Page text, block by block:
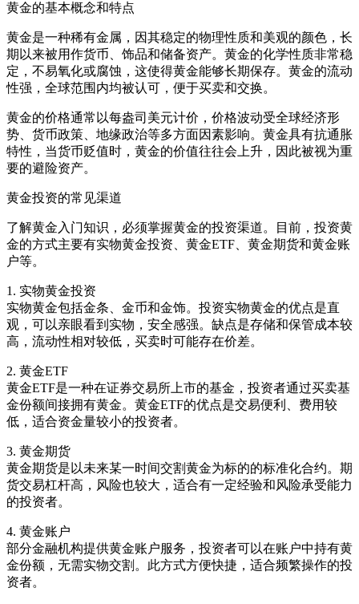
黄金的基本概念和特点
黄金是一种稀有金属，因其稳定的物理性质和美观的颜色，长
期以来被用作货币、饰品和储备资产。黄金的化学性质非常稳
定，不易氧化或腐蚀，这使得黄金能够长期保存。黄金的流动
性强，全球范围内均被认可，便于买卖和交换。
黄金的价格通常以每盎司美元计价，价格波动受全球经济形
势、货币政策、地缘政治等多方面因素影响。黄金具有抗通胀
特性，当货币贬值时，黄金的价值往往会上升，因此被视为重
要的避险资产。
黄金投资的常见渠道
了解黄金入门知识，必须掌握黄金的投资渠道。目前，投资黄
金的方式主要有实物黄金投资、黄金ETF、黄金期货和黄金账
户等。
1. 实物黄金投资
实物黄金包括金条、金币和金饰。投资实物黄金的优点是直
观，可以亲眼看到实物，安全感强。缺点是存储和保管成本较
高，流动性相对较低，买卖时可能存在价差。
2. 黄金ETF
黄金ETF是一种在证券交易所上市的基金，投资者通过买卖基
金份额间接拥有黄金。黄金ETF的优点是交易便利、费用较
低，适合资金量较小的投资者。
3. 黄金期货
黄金期货是以未来某一时间交割黄金为标的的标准化合约。期
货交易杠杆高，风险也较大，适合有一定经验和风险承受能力
的投资者。
4. 黄金账户
部分金融机构提供黄金账户服务，投资者可以在账户中持有黄
金份额，无需实物交割。此方式方便快捷，适合频繁操作的投
资者。